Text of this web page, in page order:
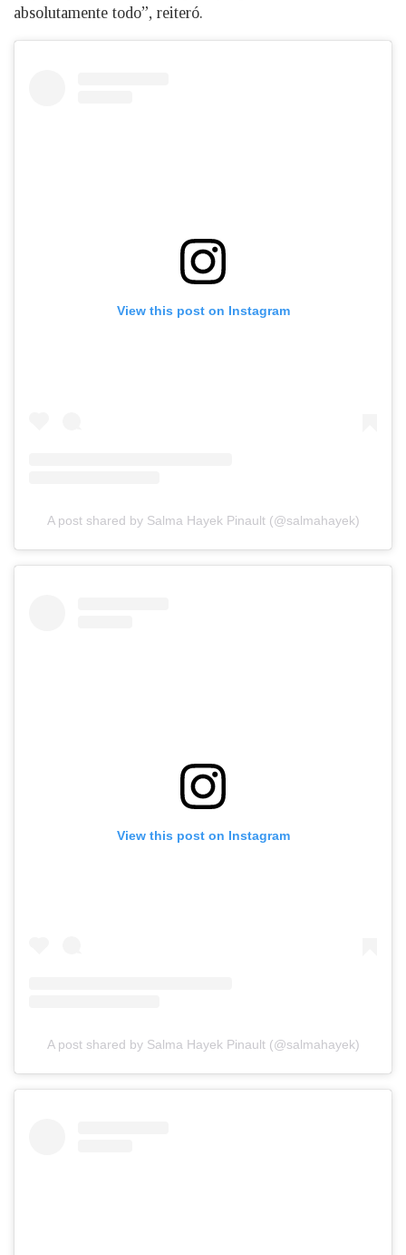
absolutamente todo”, reiteró.
View this post on Instagram
A post shared by Salma Hayek Pinault (@salmahayek)
View this post on Instagram
A post shared by Salma Hayek Pinault (@salmahayek)